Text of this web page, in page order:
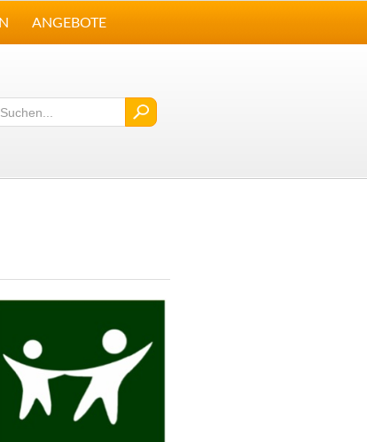
ANGEBOTE